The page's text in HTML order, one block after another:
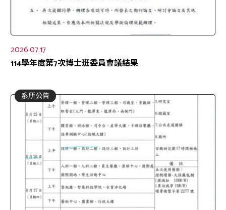
2026.07.17
114學年度第7次博士班委員會議結果
系所公告